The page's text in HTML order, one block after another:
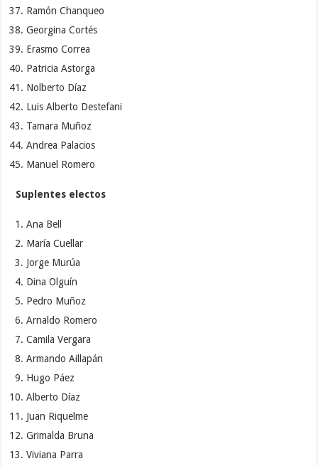
Ramón Chanqueo
Georgina Cortés
Erasmo Correa
Patricia Astorga
Nolberto Díaz
Luis Alberto Destefani
Tamara Muñoz
Andrea Palacios
Manuel Romero
Suplentes electos
Ana Bell
María Cuellar
Jorge Murúa
Dina Olguín
Pedro Muñoz
Arnaldo Romero
Camila Vergara
Armando Aillapán
Hugo Páez
Alberto Díaz
Juan Riquelme
Grimalda Bruna
Viviana Parra